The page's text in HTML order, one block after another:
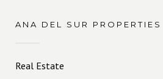
ANA DEL SUR PROPERTIES
Real Estate